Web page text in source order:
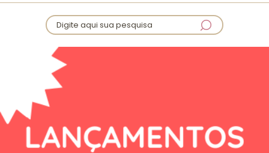
Digite aqui sua pesquisa
Lançamentos